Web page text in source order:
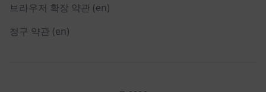
브라우저 확장 약관 (en)
청구 약관 (en)